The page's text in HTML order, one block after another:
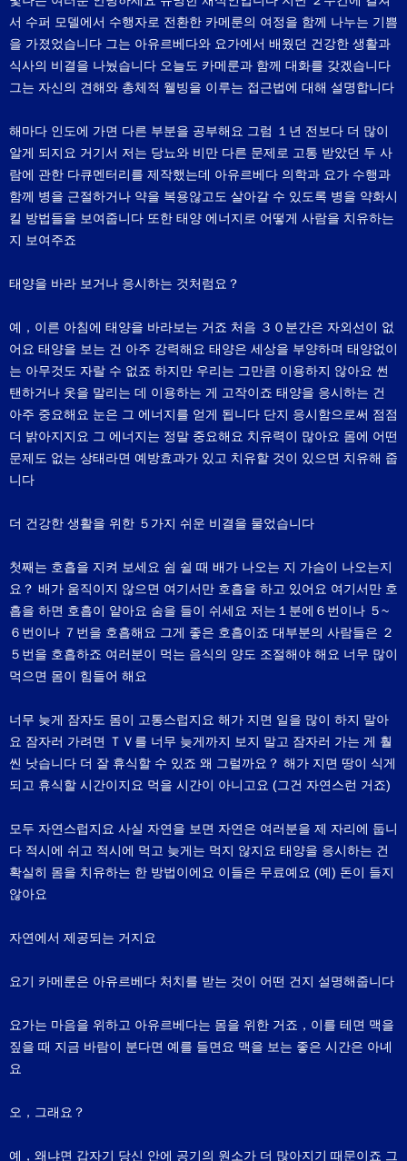
서 수퍼 모델에서 수행자로 전환한 카메룬의 여정을 함께 나누는 기쁨
을 가졌었습니다 그는 아유르베다와 요가에서 배웠던 건강한 생활과
식사의 비결을 나눴습니다 오늘도 카메룬과 함께 대화를 갖겠습니다
그는 자신의 견해와 총체적 웰빙을 이루는 접근법에 대해 설명합니다
해마다 인도에 가면 다른 부분을 공부해요 그럼 １년 전보다 더 많이
알게 되지요 거기서 저는 당뇨와 비만 다른 문제로 고통 받았던 두 사
람에 관한 다큐멘터리를 제작했는데 아유르베다 의학과 요가 수행과
함께 병을 근절하거나 약을 복용않고도 살아갈 수 있도록 병을 약화시
킬 방법들을 보여줍니다 또한 태양 에너지로 어떻게 사람을 치유하는
지 보여주죠
태양을 바라 보거나 응시하는 것처럼요？
예，이른 아침에 태양을 바라보는 거죠 처음 ３０분간은 자외선이 없
어요 태양을 보는 건 아주 강력해요 태양은 세상을 부양하며 태양없이
는 아무것도 자랄 수 없죠 하지만 우리는 그만큼 이용하지 않아요 썬
탠하거나 옷을 말리는 데 이용하는 게 고작이죠 태양을 응시하는 건
아주 중요해요 눈은 그 에너지를 얻게 됩니다 단지 응시함으로써 점점
더 밝아지지요 그 에너지는 정말 중요해요 치유력이 많아요 몸에 어떤
문제도 없는 상태라면 예방효과가 있고 치유할 것이 있으면 치유해 줍
니다
더 건강한 생활을 위한 ５가지 쉬운 비결을 물었습니다
첫째는 호흡을 지켜 보세요 쉼 쉴 때 배가 나오는 지 가슴이 나오는지
요？ 배가 움직이지 않으면 여기서만 호흡을 하고 있어요 여기서만 호
흡을 하면 호흡이 얕아요 숨을 들이 쉬세요 저는１분에６번이나 ５~
６번이나 ７번을 호흡해요 그게 좋은 호흡이죠 대부분의 사람들은 ２
５번을 호흡하죠 여러분이 먹는 음식의 양도 조절해야 해요 너무 많이
먹으면 몸이 힘들어 해요
너무 늦게 잠자도 몸이 고통스럽지요 해가 지면 일을 많이 하지 말아
요 잠자러 가려면 ＴＶ를 너무 늦게까지 보지 말고 잠자러 가는 게 훨
씬 낫습니다 더 잘 휴식할 수 있죠 왜 그럴까요？ 해가 지면 땅이 식게
되고 휴식할 시간이지요 먹을 시간이 아니고요 (그건 자연스런 거죠)
모두 자연스럽지요 사실 자연을 보면 자연은 여러분을 제 자리에 둡니
다 적시에 쉬고 적시에 먹고 늦게는 먹지 않지요 태양을 응시하는 건
확실히 몸을 치유하는 한 방법이에요 이들은 무료예요 (예) 돈이 들지
않아요
자연에서 제공되는 거지요
요기 카메룬은 아유르베다 처치를 받는 것이 어떤 건지 설명해줍니다
요가는 마음을 위하고 아유르베다는 몸을 위한 거죠，이를 테면 맥을
짚을 때 지금 바람이 분다면 예를 들면요 맥을 보는 좋은 시간은 아녜
요
오，그래요？
예，왜냐면 갑자기 당신 안에 공기의 원소가 더 많아지기 때문이죠 그